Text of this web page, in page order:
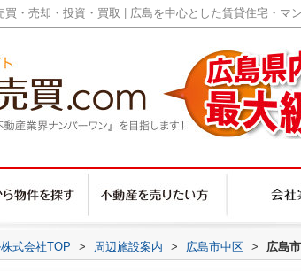
買・売却・投資・買取 | 広島を中心とした賃貸住宅・
式会社TOP > 周辺施設案内 > 広島市中区 > 広島